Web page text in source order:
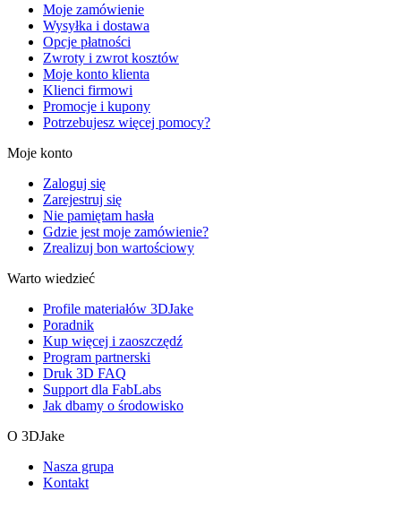
Moje zamówienie
Wysyłka i dostawa
Opcje płatności
Zwroty i zwrot kosztów
Moje konto klienta
Klienci firmowi
Promocje i kupony
Potrzebujesz więcej pomocy?
Moje konto
Zaloguj się
Zarejestruj się
Nie pamiętam hasła
Gdzie jest moje zamówienie?
Zrealizuj bon wartościowy
Warto wiedzieć
Profile materiałów 3DJake
Poradnik
Kup więcej i zaoszczędź
Program partnerski
Druk 3D FAQ
Support dla FabLabs
Jak dbamy o środowisko
O 3DJake
Nasza grupa
Kontakt